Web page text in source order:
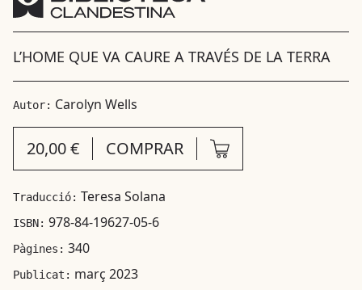
L’HOME QUE VA CAURE A TRAVÉS DE LA TERRA
Autor: Carolyn Wells
20,00 € COMPRAR
Traducció: Teresa Solana
ISBN: 978-84-19627-05-6
Pàgines: 340
Publicat: març 2023